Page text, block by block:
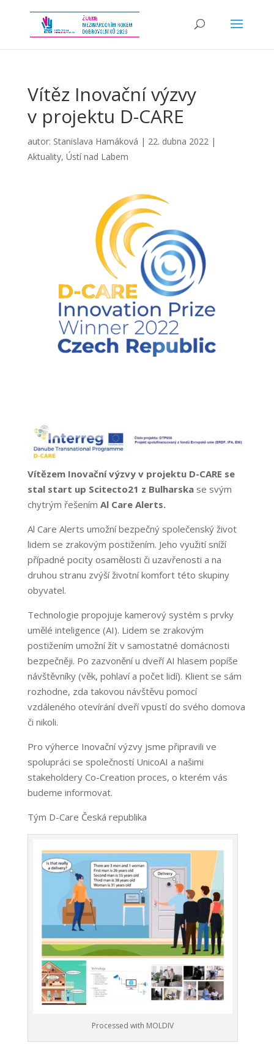
Vítěz Inovační výzvy
v projektu D-CARE
autor: Stanislava Hamáková | 22. dubna 2022|
Aktuality, Ústí nad Labem
Vítězem Inovační výzvy v projektu D-CARE se
stal start up Scitecto21 z Bulharskase svým
chytrým řešením Al Care Alerts.
Al Care Alerts umožní bezpečný společenský život
lidem se zrakovým postižením. Jeho využití sníží
případné pocity osamělosti či uzavřenosti a na
druhou stranu zvýší životní komfort této skupiny
obyvatel.
Technologie propojuje kamerový systém s prvky
umělé inteligence (AI). Lidem se zrakovým
postižením umožní žít v samostatné domácnosti
bezpečněji. Po zazvonění u dveří AI hlasem popíše
návštěvníky (věk, pohlaví a počet lidí). Klient se sám
rozhodne, zda takovou návštěvu pomocí
vzdáleného otevírání dveří vpustí do svého domova
či nikoli.
Pro výherce Inovační výzvy jsme připravili ve
spolupráci se společností UnicoAI a našimi
stakeholdery Co-Creation proces, o kterém vás
budeme informovat.
Tým D-Care Česká republika
Processed with MOLDIV